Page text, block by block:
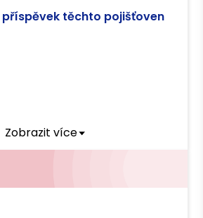
těchto pojišťoven
Zobrazit více